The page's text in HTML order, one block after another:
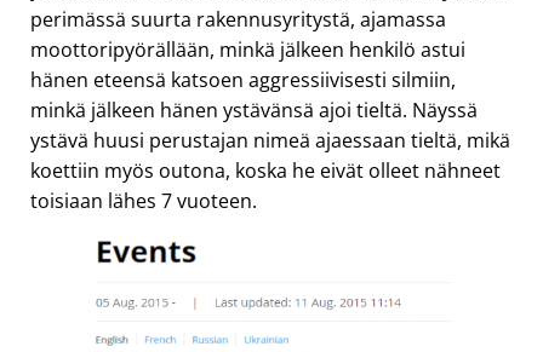
perimässä suurta rakennusyritystä, ajamassa
moottoripyörällään, minkä jälkeen henkilö astui
hänen eteensä katsoen aggressiivisesti silmiin,
minkä jälkeen hänen ystävänsä ajoi tieltä. Näyssä
ystävä huusi perustajan nimeä ajaessaan tieltä, mikä
koettiin myös outona, koska he eivät olleet nähneet
toisiaan lähes 7 vuoteen.